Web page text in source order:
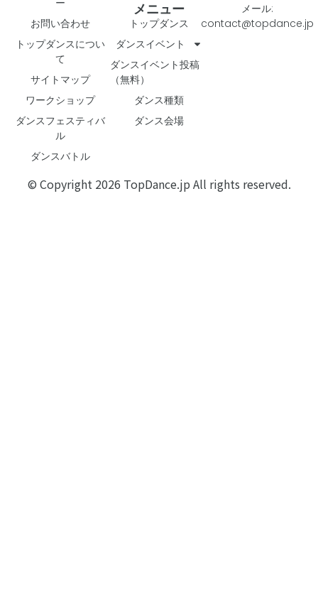
お問い合わせ
トップダンスについ
て
サイトマップ
ワークショップ
ダンスフェスティバ
ル
ダンスバトル
メニュー
トップダンス
ダンスイベント
ダンスイベント投稿
（無料）
ダンス種類
ダンス会場
メール:
contact@topdance.jp
© Copyright 2026 TopDance.jp All rights reserved.